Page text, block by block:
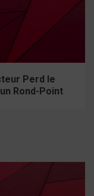
Perd le
Rond-Point